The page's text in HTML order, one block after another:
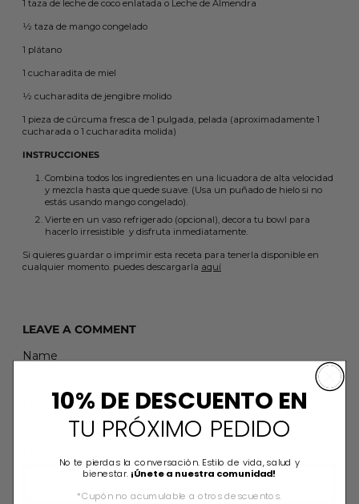
1 taza de leche de coco enlatada o Leche de Almendra
1⁄2 taza de mango congelado
1 plátano
1 cucharadita de miel
1⁄2 cucharadita de jengibre molido
1 pieza de cúrcuma fresca de 1 pulgada, pelada (aproximadamente 1
cucharada o 1 cucharadita molida)
INSTRUCCIONES
Combina todos los ingredientes en una licuadora de alta velocidad
y mezcla hasta que quede suave. (Usa un puñado de hielo si no
estás usando mango congelado).
Vierte en un vaso refrigerado (opcional), decora tu bowl para
hacerlo irresistible y disfruta inmediatamente.
Si quieres guardar o imprimir esta receta para tenerla disponible en
cualquier momento. puedes descargarla aquí
LEAVE A COMMENT
Name
10% DE DESCUENTO EN
TU PRÓXIMO PEDIDO
No te pierdas la conversación. Estilo de vida, salud y
bienestar. ¡Únete a nuestra comunidad!
*Cupón no acumulable a otros descuentos.